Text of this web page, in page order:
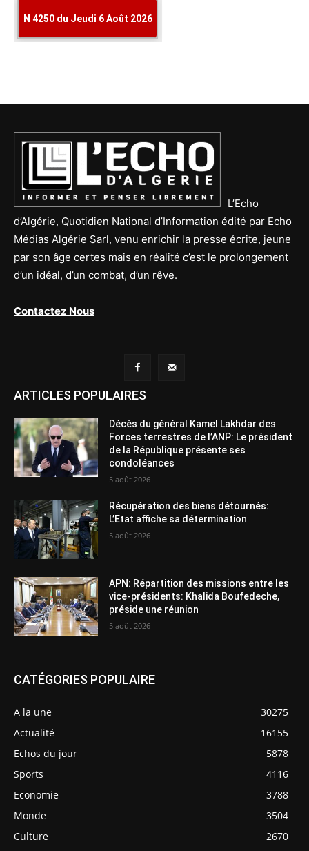
L’Echo
d’Algérie, Quotidien National d’Information édité par Echo
Médias Algérie Sarl, venu enrichir la presse écrite, jeune
par son âge certes mais en réalité c’est le prolongement
d’un idéal, d’un combat, d’un rêve.
Contactez Nous
ARTICLES POPULAIRES
Décès du général Kamel Lakhdar des
Forces terrestres de l’ANP: Le président
de la République présente ses
condoléances
5 août 2026
Récupération des biens détournés:
L’Etat affiche sa détermination
5 août 2026
APN: Répartition des missions entre les
vice-présidents: Khalida Boufedeche,
préside une réunion
5 août 2026
CATÉGORIES POPULAIRE
A la une
30275
Actualité
16155
Echos du jour
5878
Sports
4116
Economie
3788
Monde
3504
Culture
2670